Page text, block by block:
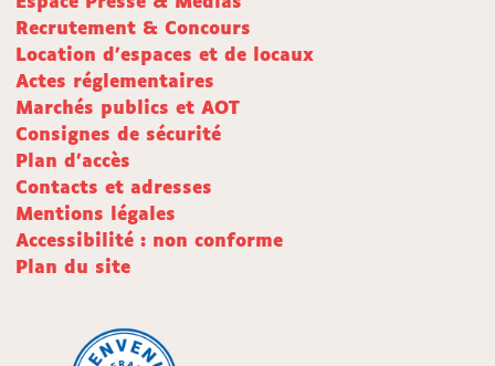
Recrutement & Concours
Location d'espaces et de locaux
Actes réglementaires
Marchés publics et AOT
Consignes de sécurité
Plan d'accès
Contacts et adresses
Mentions légales
Accessibilité : non conforme
Plan du site